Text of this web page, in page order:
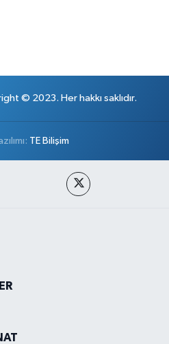
© 2023. Her hakkı saklıdır.
TE Bilişim